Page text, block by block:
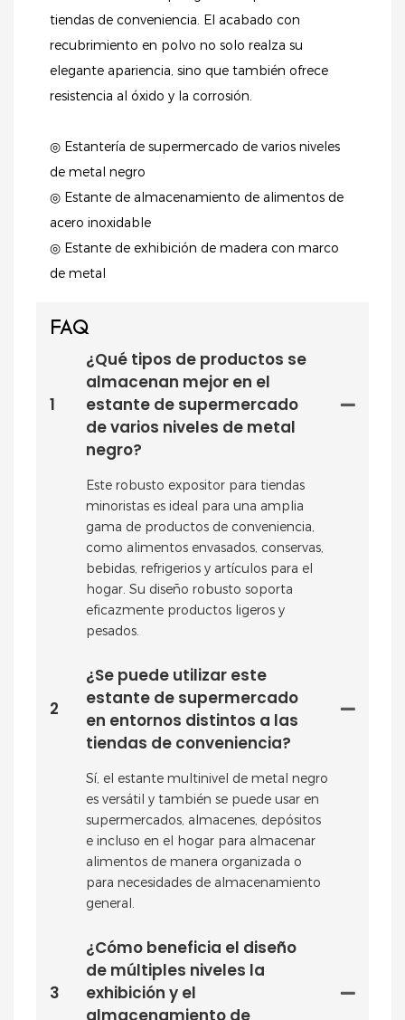
tiendas de conveniencia. El acabado con
recubrimiento en polvo no solo realza su
elegante apariencia, sino que también ofrece
resistencia al óxido y la corrosión.
◎ Estantería de supermercado de varios niveles
de metal negro
◎ Estante de almacenamiento de alimentos de
acero inoxidable
◎ Estante de exhibición de madera con marco
de metal
FAQ
1
¿Qué tipos de productos se
almacenan mejor en el
estante de supermercado
de varios niveles de metal
negro?
Este robusto expositor para tiendas
minoristas es ideal para una amplia
gama de productos de conveniencia,
como alimentos envasados, conservas,
bebidas, refrigerios y artículos para el
hogar. Su diseño robusto soporta
eficazmente productos ligeros y
pesados.
2
¿Se puede utilizar este
estante de supermercado
en entornos distintos a las
tiendas de conveniencia?
Sí, el estante multinivel de metal negro
es versátil y también se puede usar en
supermercados, almacenes, depósitos
e incluso en el hogar para almacenar
alimentos de manera organizada o
para necesidades de almacenamiento
general.
3
¿Cómo beneficia el diseño
de múltiples niveles la
exhibición y el
almacenamiento de